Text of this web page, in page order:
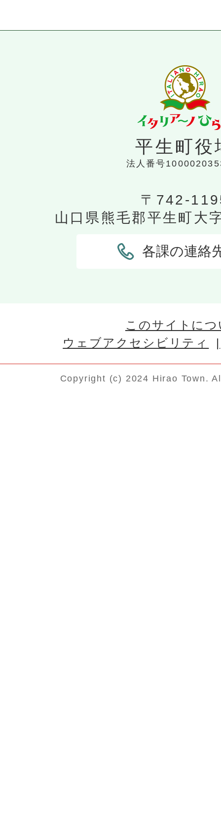
平生町役
法人番号
〒742-
山口県熊毛郡平生町大
各課の連絡
このサイトに
ウェブアクセシビリティ
Copyright (c) 2024 Hirao Town.